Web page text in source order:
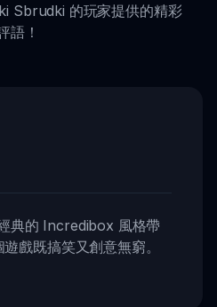
Sbrudki 的玩家提供的精彩
語！
典的 Incredibox 風格帶
戲既搞笑又創意無窮。